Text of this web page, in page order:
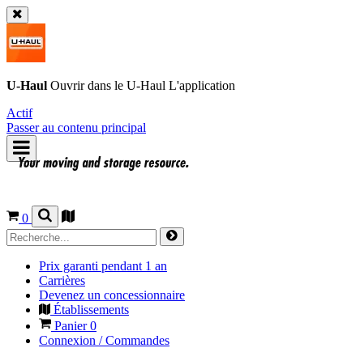
U-Haul Ouvrir dans le U-Haul L'application
Actif
Passer au contenu principal
0
Prix garanti pendant 1 an
Carrières
Devenez un concessionnaire
Établissements
Panier0
Connexion / Commandes